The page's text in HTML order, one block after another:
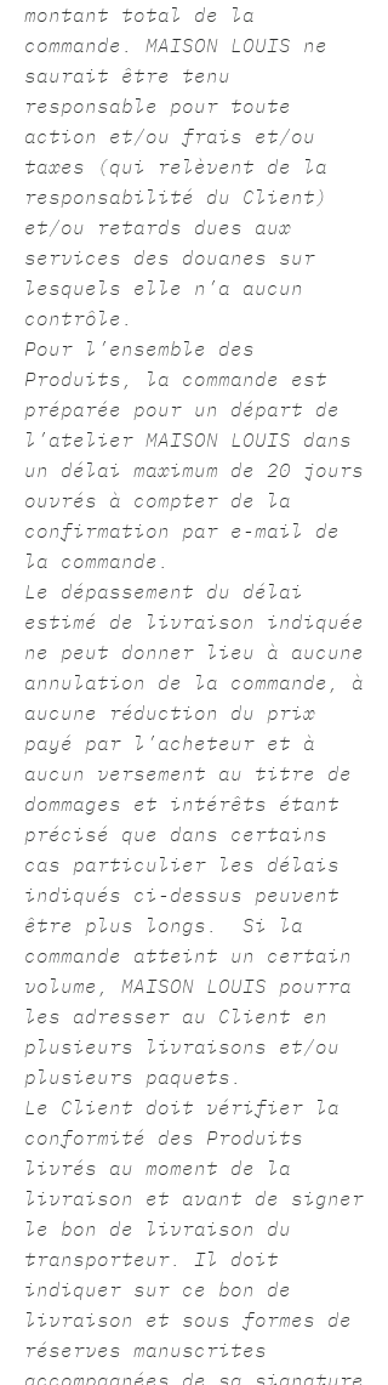
montant total de la
commande. MAISON LOUIS ne
saurait être tenu
responsable pour toute
action et/ou frais et/ou
taxes (qui relèvent de la
responsabilité du Client)
et/ou retards dues aux
services des douanes sur
lesquels elle n’a aucun
contrôle.
Pour l’ensemble des
Produits, la commande est
préparée pour un départ de
l’atelier MAISON LOUIS dans
un délai maximum de 20 jours
ouvrés à compter de la
confirmation par e-mail de
la commande.
Le dépassement du délai
estimé de livraison indiquée
ne peut donner lieu à aucune
annulation de la commande, à
aucune réduction du prix
payé par l’acheteur et à
aucun versement au titre de
dommages et intérêts étant
précisé que dans certains
cas particulier les délais
indiqués ci-dessus peuvent
être plus longs. Si la
commande atteint un certain
volume, MAISON LOUIS pourra
les adresser au Client en
plusieurs livraisons et/ou
plusieurs paquets.
Le Client doit vérifier la
conformité des Produits
livrés au moment de la
livraison et avant de signer
le bon de livraison du
transporteur. Il doit
indiquer sur ce bon de
livraison et sous formes de
réserves manuscrites
accompagnées de sa signature